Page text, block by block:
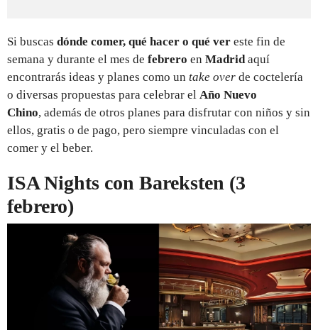
Si buscas dónde comer, qué hacer o qué ver este fin de
semana y durante el mes de febrero en Madridaquí
encontrarás ideas y planes como un take over de coctelería
o diversas propuestas para celebrar el Año Nuevo
Chino, además de otros planes para disfrutar con niños y sin
ellos, gratis o de pago, pero siempre vinculadas con el
comer y el beber.
ISA Nights con Bareksten (3
febrero)